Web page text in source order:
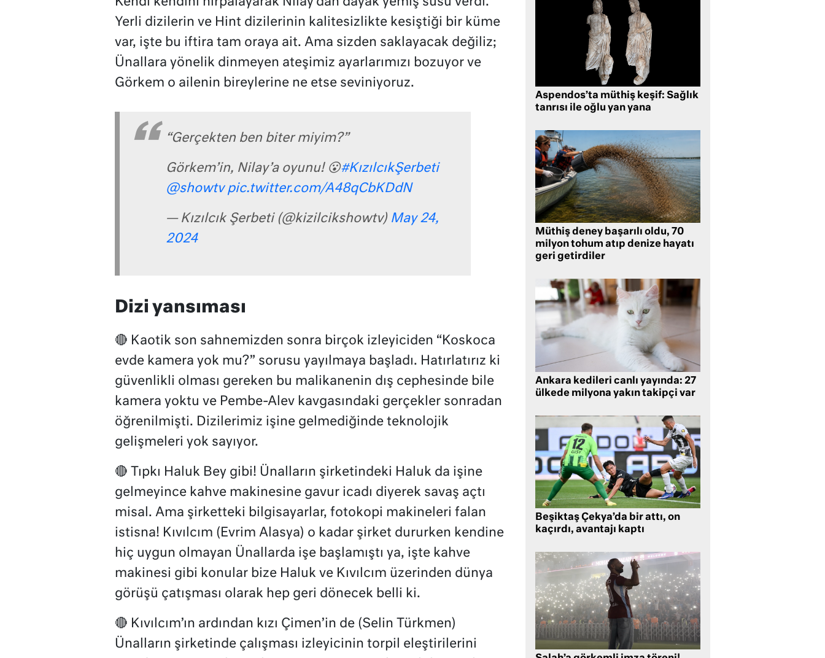
Yerli dizilerin ve Hint dizilerinin kalitesizlikte kesiştiği bir küme
var, işte bu iftira tam oraya ait. Ama sizden saklayacak değiliz;
Ünallara yönelik dinmeyen ateşimiz ayarlarımızı bozuyor ve
Görkem o ailenin bireylerine ne etse seviniyoruz.
“Gerçekten ben biter miyim?”
Görkem’in, Nilay’a oyunu! 😮#KızılcıkŞerbeti
@showtv pic.twitter.com/A48qCbKDdN
— Kızılcık Şerbeti (@kizilcikshowtv) May 24,
2024
Dizi yansıması
🔴 Kaotik son sahnemizden sonra birçok izleyiciden “Koskoca
evde kamera yok mu?” sorusu yayılmaya başladı. Hatırlatırız ki
güvenlikli olması gereken bu malikanenin dış cephesinde bile
kamera yoktu ve Pembe-Alev kavgasındaki gerçekler sonradan
öğrenilmişti. Dizilerimiz işine gelmediğinde teknolojik
gelişmeleri yok sayıyor.
🔴 Tıpkı Haluk Bey gibi! Ünalların şirketindeki Haluk da işine
gelmeyince kahve makinesine gavur icadı diyerek savaş açtı
misal. Ama şirketteki bilgisayarlar, fotokopi makineleri falan
istisna! Kıvılcım (Evrim Alasya) o kadar şirket dururken kendine
hiç uygun olmayan Ünallarda işe başlamıştı ya, işte kahve
makinesi gibi konular bize Haluk ve Kıvılcım üzerinden dünya
görüşü çatışması olarak hep geri dönecek belli ki.
🔴 Kıvılcım’ın ardından kızı Çimen’in de (Selin Türkmen)
Ünalların şirketinde çalışması izleyicinin torpil eleştirilerini
Aspendos’ta müthiş keşif: Sağlık
tanrısı ile oğlu yan yana
Müthiş deney başarılı oldu, 70
milyon tohum atıp denize hayatı
geri getirdiler
Ankara kedileri canlı yayında: 27
ülkede milyona yakın takipçi var
Beşiktaş Çekya’da bir attı, on
kaçırdı, avantajı kaptı